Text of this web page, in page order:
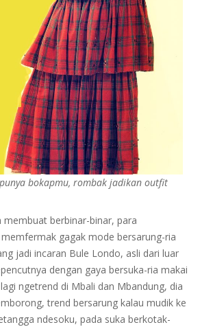
bokapmu, rombak jadikan outfit
membuat berbinar-binar, para
gagak mode bersarung-ria
jadi incaran Bule Londo, asli dari luar
dengan gaya bersuka-ria makai
ngetrend di Mbali dan Mbandung, dia
trend bersarung kalau mudik ke
ndesoku, pada suka berkotak-